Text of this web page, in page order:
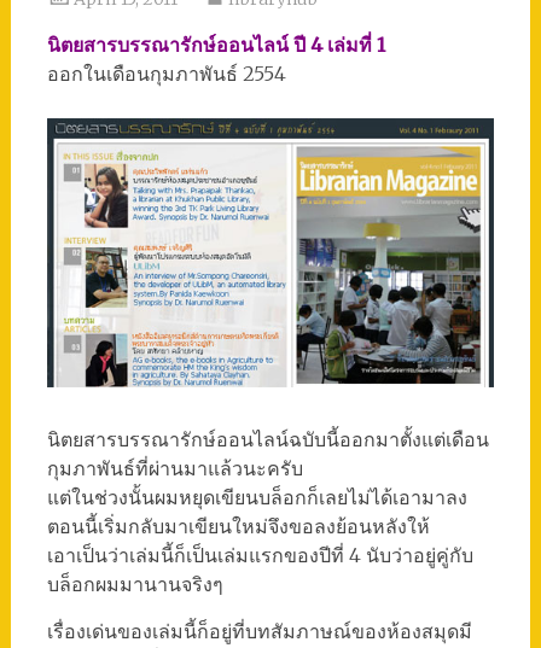
นิตยสารบรรณารักษ์ออนไลน์ ปี 4 เล่มที่ 1
ออกในเดือนกุมภาพันธ์ 2554
นิตยสารบรรณารักษ์ออนไลน์ฉบับนี้ออกมาตั้งแต่เดือน
กุมภาพันธ์ที่ผ่านมาแล้วนะครับ
แต่ในช่วงนั้นผมหยุดเขียนบล็อกก็เลยไม่ได้เอามาลง
ตอนนี้เริ่มกลับมาเขียนใหม่จึงขอลงย้อนหลังให้
เอาเป็นว่าเล่มนี้ก็เป็นเล่มแรกของปีที่ 4 นับว่าอยู่คู่กับ
บล็อกผมมานานจริงๆ
เรื่องเด่นของเล่มนี้ก็อยู่ที่บทสัมภาษณ์ของห้องสมุดมี